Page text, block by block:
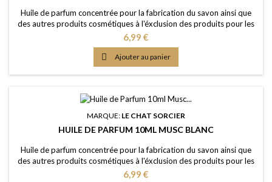
Huile de parfum concentrée pour la fabrication du savon ainsi que
des autres produits cosmétiques à l'éxclusion des produits pour les
lèvres ou la bouche Caractère: la senteur classique, châleureuse,
confortable Couleur: Sans colorants - couleur naturelle: Presque
incolorée Dosage conseillé: 2% à 5% Certification: Certficat de
conformité IFRA 50e...
Prix
6,99 €
 Ajouter au panier
MARQUE: LE CHAT SORCIER
HUILE DE PARFUM 10ML MUSC BLANC
Huile de parfum concentrée pour la fabrication du savon ainsi que
des autres produits cosmétiques à l'éxclusion des produits pour les
lèvres ou la bouche Caractère: arôme frais, propre, savonneux, le
Prix
6,99 €